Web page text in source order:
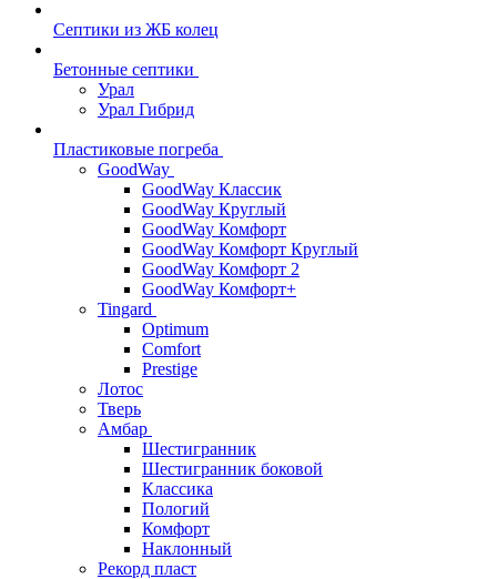
Септики из ЖБ колец
Бетонные септики
Урал
Урал Гибрид
Пластиковые погреба
GoodWay
GoodWay Классик
GoodWay Круглый
GoodWay Комфорт
GoodWay Комфорт Круглый
GoodWay Комфорт 2
GoodWay Комфорт+
Tingard
Optimum
Comfort
Prestige
Лотос
Тверь
Амбар
Шестигранник
Шестигранник боковой
Классика
Пологий
Комфорт
Наклонный
Рекорд пласт